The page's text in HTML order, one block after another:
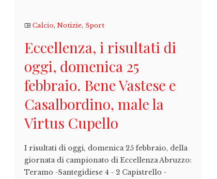
Calcio, Notizie, Sport
Eccellenza, i risultati di
oggi, domenica 25
febbraio. Bene Vastese e
Casalbordino, male la
Virtus Cupello
I risultati di oggi, domenica 25 febbraio, della
giornata di campionato di Eccellenza Abruzzo:
Teramo -Santegidiese 4 - 2 Capistrello -